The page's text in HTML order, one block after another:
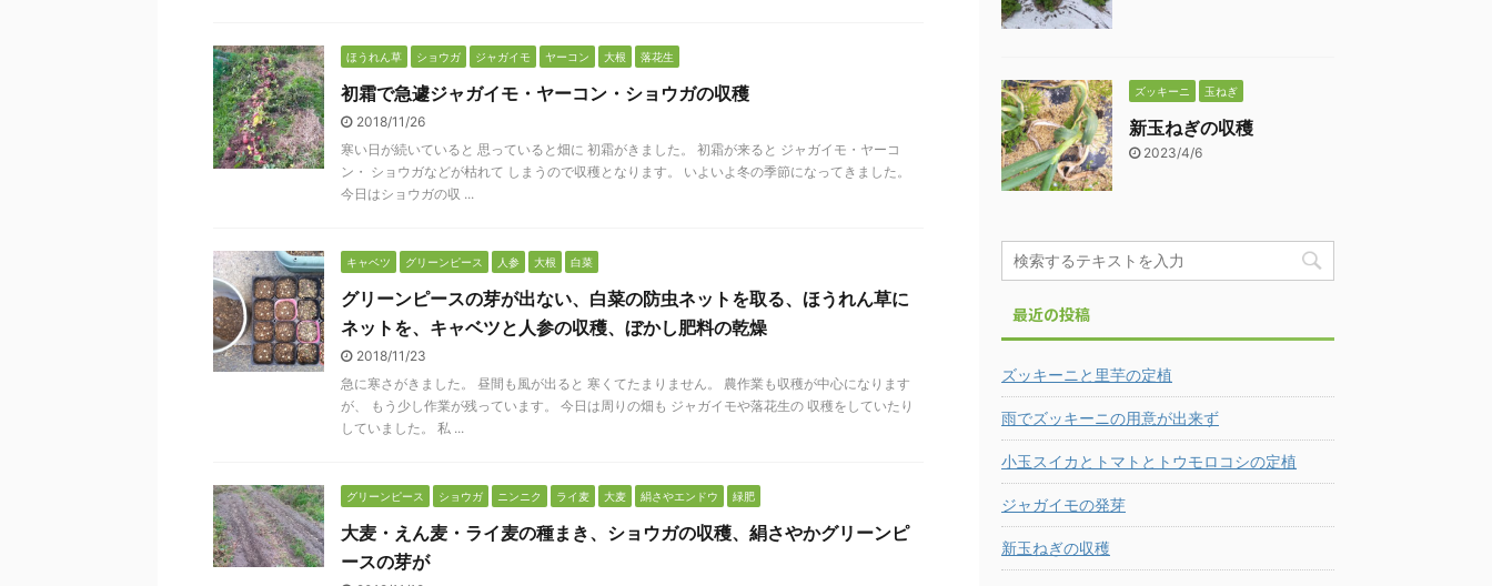
ほうれん草 ショウガ ジャガイモ ヤーコン 大根 落花生
初霜で急遽ジャガイモ・ヤーコン・ショウガの収穫
2018/11/26
寒い日が続いていると 思っていると畑に 初霜がきました。 初霜が来ると ジャガイモ・ヤーコ
ン・ ショウガなどが枯れて しまうので収穫となります。 いよいよ冬の季節になってきました。
今日はショウガの収 ...
キャベツ グリーンピース 人参 大根 白菜
グリーンピースの芽が出ない、白菜の防虫ネットを取る、ほうれん草に
ネットを、キャベツと人参の収穫、ぼかし肥料の乾燥
2018/11/23
急に寒さがきました。 昼間も風が出ると 寒くてたまりません。 農作業も収穫が中心になります
が、 もう少し作業が残っています。 今日は周りの畑も ジャガイモや落花生の 収穫をしていたり
していました。 私 ...
グリーンピース ショウガ ニンニク ライ麦 大麦 絹さやエンドウ 緑肥
大麦・えん麦・ライ麦の種まき、ショウガの収穫、絹さやかグリーンピ
ースの芽が
ズッキーニ 玉ねぎ
新玉ねぎの収穫
2023/4/6
最近の投稿
ズッキーニと里芋の定植
雨でズッキーニの用意が出来ず
小玉スイカとトマトとトウモロコシの定植
ジャガイモの発芽
新玉ねぎの収穫